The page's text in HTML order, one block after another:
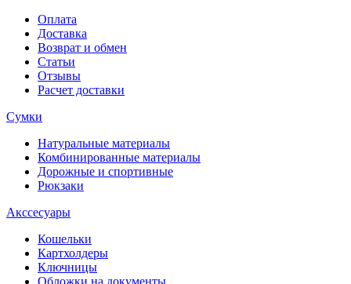
Оплата
Доставка
Возврат и обмен
Статьи
Отзывы
Расчет доставки
Сумки
Натуральные материалы
Комбинированные материалы
Дорожные и спортивные
Рюкзаки
Акссесуары
Кошельки
Картхолдеры
Ключницы
Обложки на документы